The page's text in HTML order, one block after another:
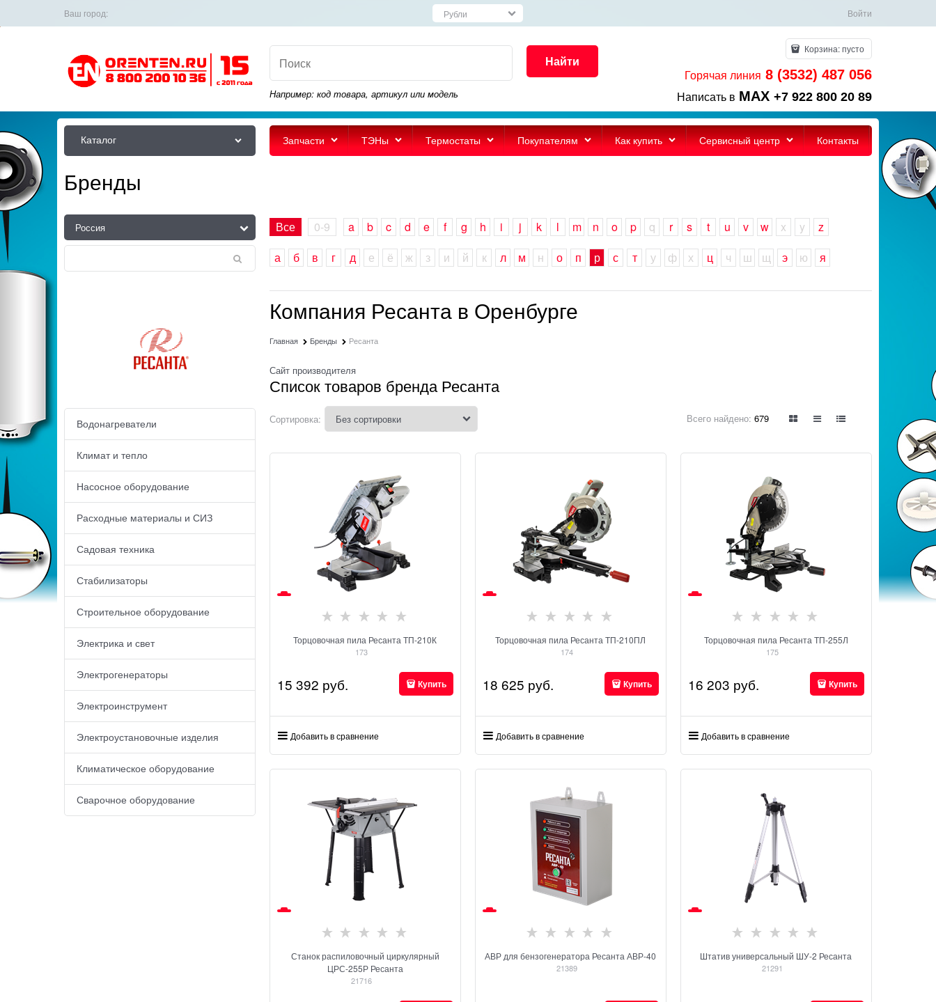
Ваш город: Войти
Найти
Например: код товара, артикул или модель
Корзина:пусто
Горячая линия 8 (3532) 487 056
Написать в MAX +7 922 800 20 89
Каталог Запчасти ТЭНы Термостаты Покупателям Как купить Сервисный центр Контакты
Бренды
Все 0-9 a b c d e f g h i j k l m n o p q r s t u v w x y
z
а
б в г д е ё ж з и й к л м н о п р с т у ф х ц ч ш щ э ю я
Водонагреватели
Климат и тепло
Насосное оборудование
Расходные материалы и СИЗ
Садовая техника
Стабилизаторы
Строительное оборудование
Электрика и свет
Электрогенераторы
Электроинструмент
Электроустановочные изделия
Климатическое оборудование
Сварочное оборудование
Компания Ресанта в Оренбурге
Главная Бренды Ресанта
Сайт производителя
Список товаров бренда Ресанта
Сортировка: Всего найдено: 679
Торцовочная пила Ресанта ТП-210К
173
15 392 руб. Купить
Добавить в сравнение
Торцовочная пила Ресанта ТП-210ПЛ
174
18 625 руб. Купить
Добавить в сравнение
Торцовочная пила Ресанта ТП-255Л
175
16 203 руб. Купить
Добавить в сравнение
Станок распиловочный циркулярный
ЦРС-255Р Ресанта
21716
АВР для бензогенератора Ресанта АВР-40
21389
Штатив универсальный ШУ-2 Ресанта
21291